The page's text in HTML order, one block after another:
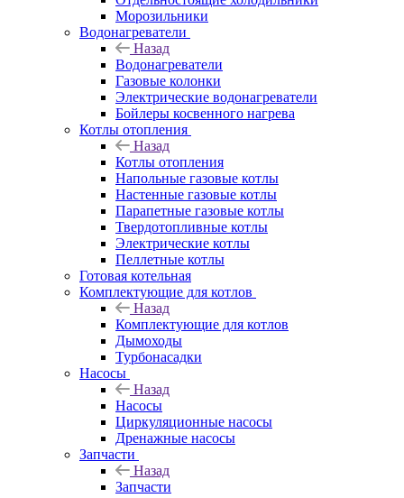
Морозильники
Водонагреватели
Назад
Водонагреватели
Газовые колонки
Электрические водонагреватели
Бойлеры косвенного нагрева
Котлы отопления
Назад
Котлы отопления
Напольные газовые котлы
Настенные газовые котлы
Парапетные газовые котлы
Твердотопливные котлы
Электрические котлы
Пеллетные котлы
Готовая котельная
Комплектующие для котлов
Назад
Комплектующие для котлов
Дымоходы
Турбонасадки
Насосы
Назад
Насосы
Циркуляционные насосы
Дренажные насосы
Запчасти
Назад
Запчасти